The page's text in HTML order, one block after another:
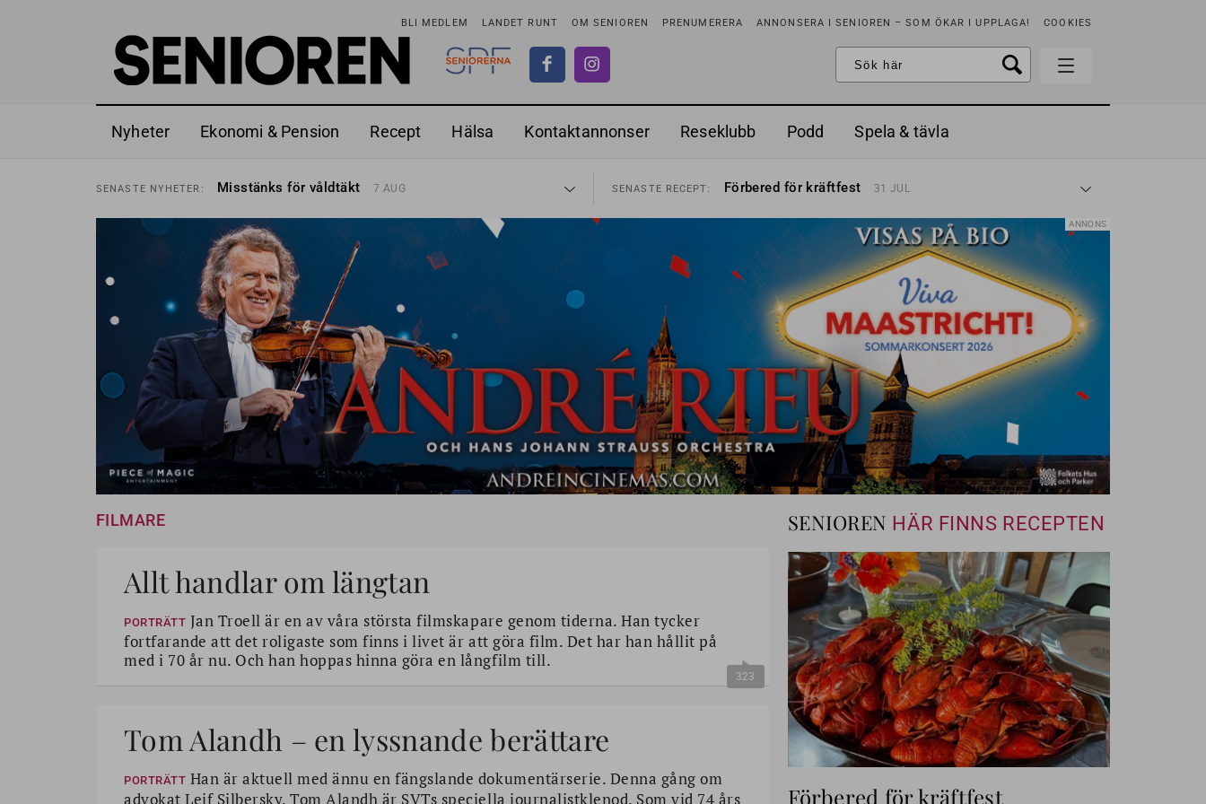
BLI MEDLEM LANDET RUNT OM SENIOREN PRENUMERERA ANNONSERA I SENIOREN – SOM ÖKAR I UPPLAGA! COOKIES
Nyheter Ekonomi & Pension Recept Hälsa Kontaktannonser Reseklubb Podd Spela & tävla
SENASTE NYHETER: Misstänks för våldtäkt 7 AUG
SENASTENYHETER: Kravet: Nu måste 65-årsgränsen bort 30 JUL
SENASTENYHETER: Dom öppnar för rätt till garantipension 30 JUL
Snart kan telefonförsäljning förbjudas i Sverige
NYHETER: Hyror rusar ifrån äldres bostadstillägg
SENASTE NYHETER: Liten höjning av garantipensionen
SENASTE NYHETER: Misstänks för våldtäkt
SENASTE RECEPT: Förbered för kräftfest 31 JUL
SENASTE RECEPT: Sommarmat på stora fat 3 JUL
Timjankokta jordgubbar med vaniljglass 18 JUN
Mycket smak med örter 13 JUN
SENASTE RECEPT: Mums med munsbitar 3 MAJ
SENASTE RECEPT: Ranchdipp med gräddfil, dill och persilja 2 MAJ
Förbered för kräftfest 31 JUL
ANNONS
FILMARE
Allt handlar om längtan
PORTRÄTT Jan Troell är en av våra största filmskapare genom tiderna. Han tycker
fortfarande att det roligaste som finns i livet är att göra film. Det har han hållit på
med i 70 år nu. Och han hoppas hinna göra en långfilm till.
323
Tom Alandh – en lyssnande berättare
PORTRÄTT Han är aktuell med ännu en fängslande dokumentärserie. Denna gång om
advokat Leif Silbersky. Tom Alandh är SVTs speciella journalistklenod. Som vid 74 års
SENIOREN HÄR FINNS RECEPTEN
Förbered för kräftfest